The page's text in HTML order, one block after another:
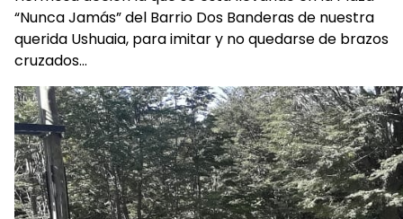
“Nunca Jamás” del Barrio Dos Banderas de nuestra
querida Ushuaia, para imitar y no quedarse de brazos
cruzados…